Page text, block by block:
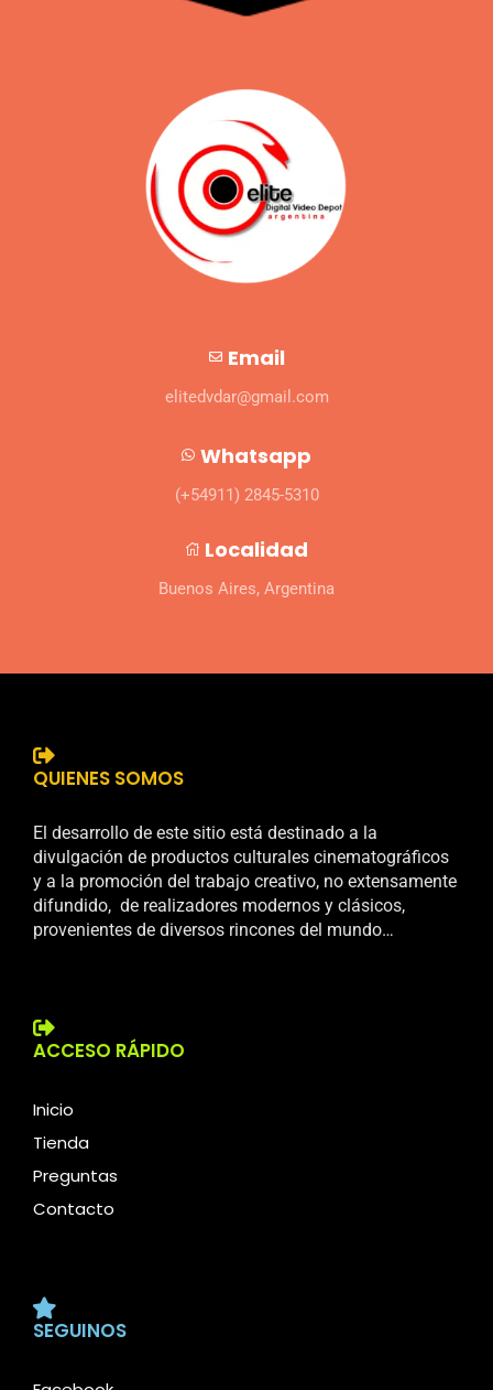
Email
elitedvdar@gmail.com
Whatsapp
(+54911) 2845-5310
Localidad
Buenos Aires, Argentina
QUIENES SOMOS
El desarrollo de este sitio está destinado a la
divulgación de productos culturales cinematográficos
y a la promoción del trabajo creativo, no extensamente
difundido, de realizadores modernos y clásicos,
provenientes de diversos rincones del mundo…
ACCESO RÁPIDO
Inicio
Tienda
Preguntas
Contacto
SEGUINOS